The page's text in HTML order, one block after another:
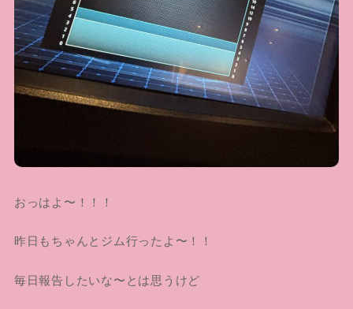
おっはよ〜！！！
昨日もちゃんとジム行ったよ〜！！
毎日報告したいな〜とは思うけど